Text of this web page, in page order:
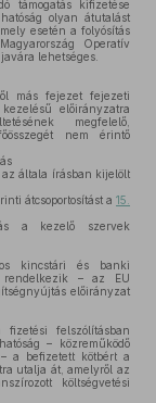
támogatás kifizetése
olyan átutalást
esetén a folyósítás
Operatív
lehetséges.
más fejezet fejezeti
előirányzatra
megfelelő,
nem érintő
általa írásban kijelölt
átcsoportosítást a15.
a kezelő szervek
kincstári és banki
rendelkezik – az EU
előirányzat
felszólításban
– közreműködő
a befizetett kötbért a
utalja át, amelyről az
költségvetési